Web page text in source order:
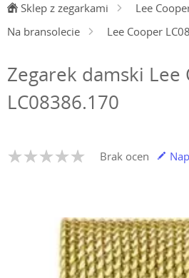
Sklep z zegarkami Lee
Na bransolecie
Lee Cooper
Zegarek damski Lee
LC08386.170
Brak ocen